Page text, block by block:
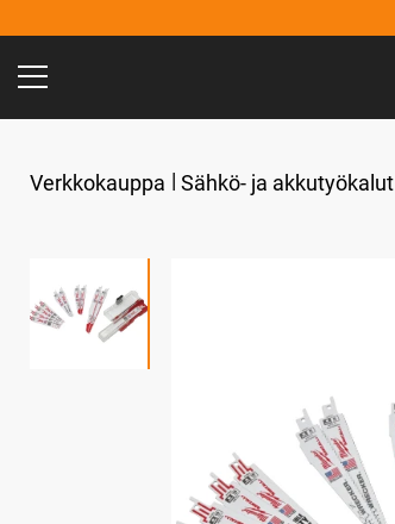
Verkkokauppa Sähkö- ja akkutyökalut